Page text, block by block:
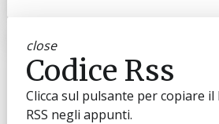
close
Codice Rss
Clicca sul pulsante per copiare il
RSS negli appunti.